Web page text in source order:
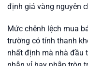
định giá vàng nguyên
Mức chênh lệch mua
trường có tính thanh
nhất định mà nhà đầu